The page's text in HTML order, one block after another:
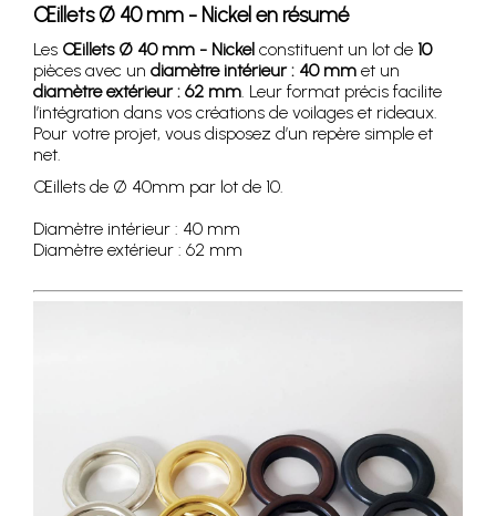
Œillets Ø 40 mm - Nickel en résumé
Les Œillets Ø 40 mm - Nickel constituent un lot de 10
pièces avec un diamètre intérieur : 40 mm et un
diamètre extérieur : 62 mm . Leur format précis facilite
l’intégration dans vos créations de voilages et rideaux.
Pour votre projet, vous disposez d’un repère simple et
net.
Œillets de Ø 40mm par lot de 10.
Diamètre intérieur : 40 mm
Diamètre extérieur : 62 mm